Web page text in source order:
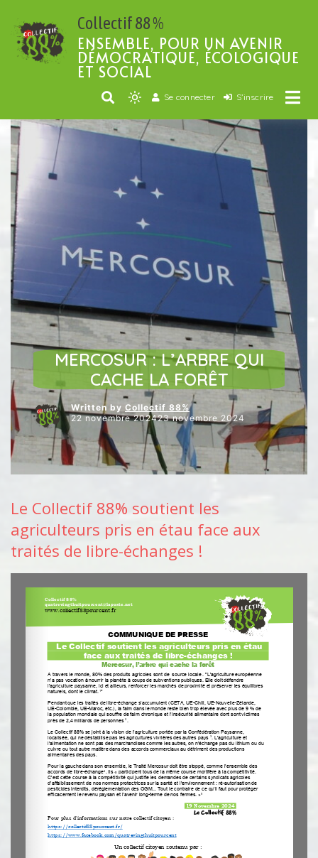
au
contenu
Collectif 88 %
ENSEMBLE, POUR UN AVENIR
DÉMOCRATIQUE, ÉCOLOGIQUE
ET SOCIAL
Light
mode
(click
switch
to
Se connecter S’inscrire
AGRICULTURE ET ALIMENTATION
ARTICLES VEDETTESECONOMIE
ENVIRONNEMENT
MERCOSUR : L’ARBRE QUI
CACHE LA FORÊT
Written by Collectif 88%
22 novembre 202423 novembre 2024
Le Collectif 88% soutient les
agriculteurs pris en étau face aux
traités de libre-échanges !